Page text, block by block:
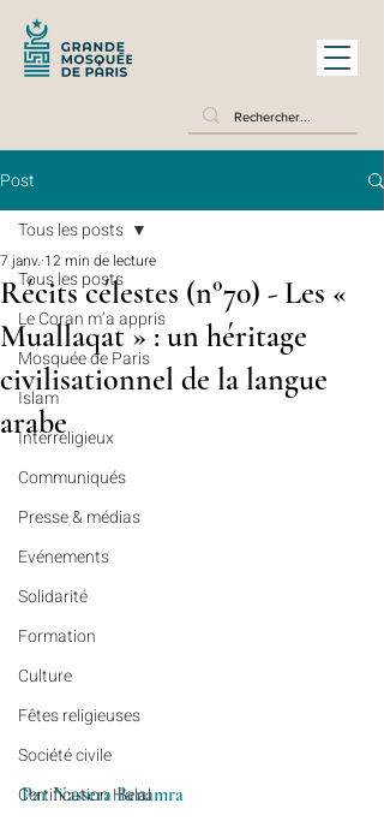
Post
Tous les posts
Le Coran m’a appris
Mosquée de Paris
Islam
Interreligieux
Communiqués
Presse & médias
Evénements
Solidarité
Formation
Culture
Fêtes religieuses
Société civile
Certification Halal
Tous les posts
Récits célestes (n°70) - Les «
Muallaqat » : un héritage
civilisationnel de la langue
arabe
7 janv. 12 min de lecture
Par Nassera Benamra